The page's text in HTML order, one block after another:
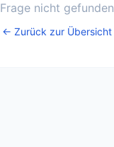
Frage nicht gefunden
← Zurück zur Übersicht